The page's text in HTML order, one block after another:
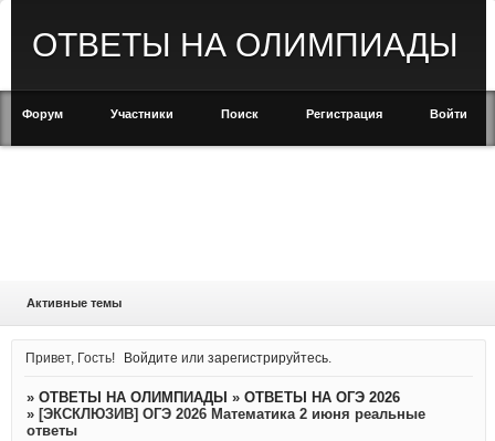
ОТВЕТЫ НА ОЛИМПИАДЫ
Форум Участники Поиск Регистрация Войти
Активные темы
Привет, Гость! Войдите илизарегистрируйтесь
» ОТВЕТЫ НА ОЛИМПИАДЫ » ОТВЕТЫ НА ОГЭ 2026
» [ЭКСКЛЮЗИВ] ОГЭ 2026 Математика 2 июня реальные
ответы